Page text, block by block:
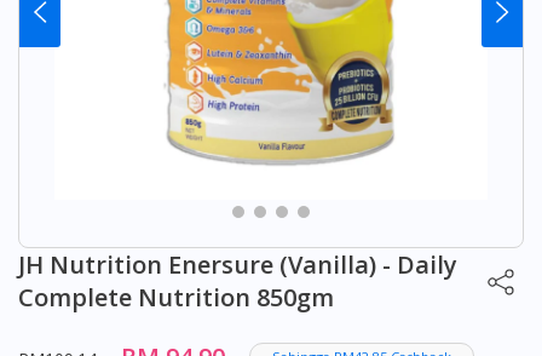
JH Nutrition Enersure (Vanilla) - Daily
Complete Nutrition 850gm